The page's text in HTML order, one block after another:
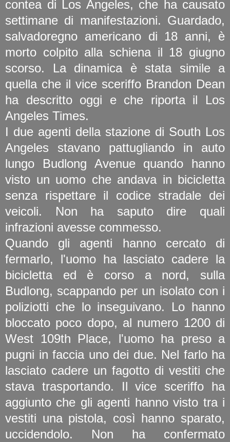
contea di Los Angeles, che ha causato
settimane di manifestazioni. Guardado,
salvadoregno americano di 18 anni, è
morto colpito alla schiena il 18 giugno
scorso. La dinamica è stata simile a
quella che il vice sceriffo Brandon Dean
ha descritto oggi e che riporta il Los
Angeles Times.
I due agenti della stazione di South Los
Angeles stavano pattugliando in auto
lungo Budlong Avenue quando hanno
visto un uomo che andava in bicicletta
senza rispettare il codice stradale dei
veicoli. Non ha saputo dire quali
infrazioni avesse commesso.
Quando gli agenti hanno cercato di
fermarlo, l'uomo ha lasciato cadere la
bicicletta ed è corso a nord, sulla
Budlong, scappando per un isolato con i
poliziotti che lo inseguivano. Lo hanno
bloccato poco dopo, al numero 1200 di
West 109th Place, l'uomo ha preso a
pugni in faccia uno dei due. Nel farlo ha
lasciato cadere un fagotto di vestiti che
stava trasportando. Il vice sceriffo ha
aggiunto che gli agenti hanno visto tra i
vestiti una pistola, così hanno sparato,
uccidendolo. Non ha confermato